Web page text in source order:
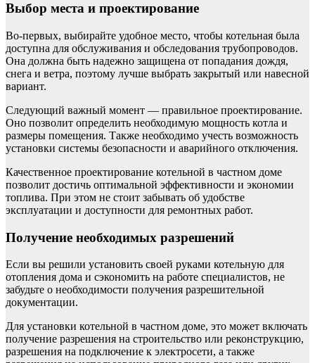
Выбор места и проектирование
Во-первых, выбирайте удобное место, чтобы котельная была
доступна для обслуживания и обследования трубопроводов.
Она должна быть надежно защищена от попадания дождя,
снега и ветра, поэтому лучше выбрать закрытый или навесной
вариант.
Следующий важный момент — правильное проектирование.
Оно позволит определить необходимую мощность котла и
размеры помещения. Также необходимо учесть возможность
установки системы безопасности и аварийного отключения.
Качественное проектирование котельной в частном доме
позволит достичь оптимальной эффективности и экономии
топлива. При этом не стоит забывать об удобстве
эксплуатации и доступности для ремонтных работ.
Получение необходимых разрешений
Если вы решили установить своей руками котельную для
отопления дома и сэкономить на работе специалистов, не
забудьте о необходимости получения разрешительной
документации.
Для установки котельной в частном доме, это может включать
получение разрешения на строительство или реконструкцию,
разрешения на подключение к электросети, а также